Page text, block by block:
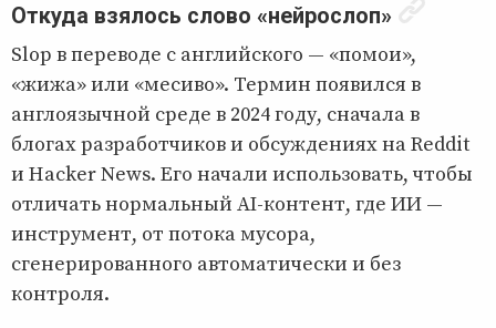
Откуда взялось слово «нейрослоп»
Slop в переводе с английского — «помои»,
«жижа» или «месиво». Термин появился в
англоязычной среде в 2024 году, сначала в
блогах разработчиков и обсуждениях на Reddit
и Hacker News. Его начали использовать, чтобы
отличать нормальный AI-контент, где ИИ —
инструмент, от потока мусора,
сгенерированного автоматически и без
контроля.